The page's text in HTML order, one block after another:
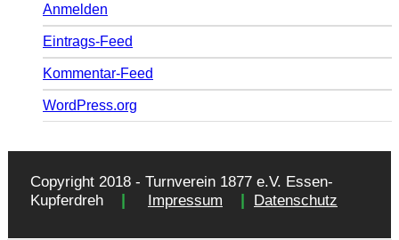
Anmelden
Eintrags-Feed
Kommentar-Feed
WordPress.org
Copyright 2018 - Turnverein 1877 e.V. Essen-
Kupferdreh
| Impressum | Datenschutz